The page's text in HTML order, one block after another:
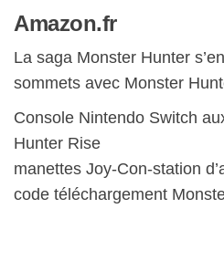
Amazon.fr
La saga Monster Hunter
sommets avec Monster
Console Nintendo Switch
Hunter Rise
manettes Joy-Con-station
code téléchargement